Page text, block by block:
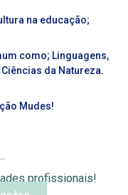
na educação;
como; Linguagens,
da Natureza.
Mudes!
profissionais!